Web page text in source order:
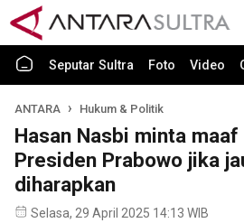
Seputar Sultra Foto Video
ANTARA Hukum & Politik
Hasan Nasbi minta maaf
Presiden Prabowo jika
diharapkan
Selasa, 29 April 2025 14:13 WIB